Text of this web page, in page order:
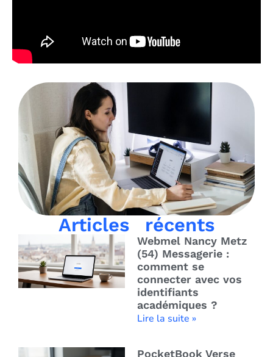
Articles récents
Webmel Nancy Metz
(54) Messagerie :
comment se
connecter avec vos
identifiants
académiques ?
Lire la suite »
PocketBook Verse